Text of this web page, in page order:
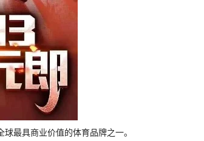
最具商业价值的体育品牌之一。